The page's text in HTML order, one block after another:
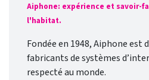
Aiphone: expérience et savoir-
l'habitat.
Fondée en 1948, Aiphone est
fabricants de systèmes
respecté au monde.